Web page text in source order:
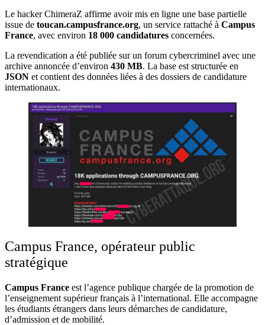
Le hacker ChimeraZ affirme avoir mis en ligne une base partielle
issue de toucan.campusfrance.org, un service rattaché à Campus
France, avec environ 18 000 candidatures concernées.
La revendication a été publiée sur un forum cybercriminel avec une
archive annoncée d’environ 430 MB. La base est structurée en
JSON et contient des données liées à des dossiers de candidature
internationaux.
Campus France, opérateur public
stratégique
Campus France est l’agence publique chargée de la promotion de
l’enseignement supérieur français à l’international. Elle accompagne
les étudiants étrangers dans leurs démarches de candidature,
d’admission et de mobilité.